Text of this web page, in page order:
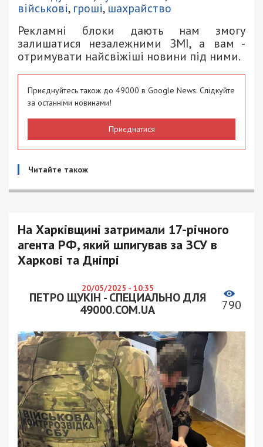
військові, гроші, шахрайство
Рекламні блоки дають нам змогу
залишатися незалежними ЗМІ, а вам -
отримувати найсвіжіші новини під ними.
Приєднуйтесь також до 49000 в Google News. Слідкуйте
за останніми новинами!
Приєднатися
Читайте також
На Харківщині затримали 17-річного
агента РФ, який шпигував за ЗСУ в
Харкові та Дніпрі
20/05/2025 - 10:35
ПЕТРО ЩУКІН - СПЕЦИАЛЬНО ДЛЯ
49000.COM.UA
790